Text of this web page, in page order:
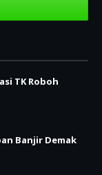
TK Roboh
Banjir Demak